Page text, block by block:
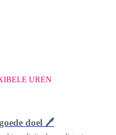
UREN
doel 🖊️